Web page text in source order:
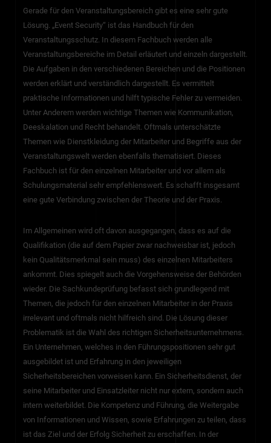
Gerade für den Veranstaltungsbereich gibt es eine sehr gute
Lösung. „Event Security“ ist das Handbuch für den
Veranstaltungsschutz. In diesem Fachbuch werden alle
Veranstaltungsbereiche im Detail erläutert und einzeln dargestellt.
Die Aufgaben in den verschiedenen Bereichen und die Positionen
werden erklärt und verständlich dargestellt. Es vermittelt
praktische Informationen und hilft typische Fehler zu vermeiden.
Unter Anderem werden wichtige Themen wie Kommunikation,
Deeskalation und Recht behandelt. Oftmals unterschätzte
Themen wie Dienstkleidung der Mitarbeiter und Begriffe aus der
Veranstaltungswelt werden ebenfalls thematisiert. Dieses
Fachbuch ist für den einzelnen Mitarbeiter und vor allem als
Schulungsmaterial sehr empfehlenswert. Es schafft insgesamt
eine gute Verbindung zwischen der Theorie und der Praxis.
Im Allgemeinen wird oft davon ausgegangen, dass es auf die
Qualifikation (die auf dem Papier zwar nachweisbar ist, jedoch
kein Qualitätsmerkmal sein muss) des einzelnen Mitarbeiters
ankommt. Dies spiegelt auch die Vorgehensweise der Behörden
wieder. Die Sachkundeprüfung befasst sich grundlegend mit
Themen, die jedoch für den einzelnen Mitarbeiter in der Praxis
irrelevant und oftmals nicht hilfreich sind. Die Lösung dieser
Problematik ist die Wahl des richtigen Sicherheitsunternehmens.
Ein Unternehmen, welches in den Führungspositionen sehr gut
ausgebildet ist und Erfahrung in den jeweiligen
Sicherheitsbereichen vorweisen kann. Ein Sicherheitsdienst, der
seine Mitarbeiter und Einsatzleiter nicht nur extern, sondern auch
intern weiterbildet. Die Kompetenz und Führung, die Weitergabe
von Informationen und Wissen, sowie Erfahrungen zu teilen, dass
ist das Ziel und der Erfolg Sicherheit zu erschaffen. In der